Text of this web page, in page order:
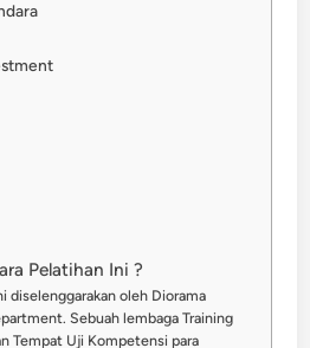
Pelatihan Ini ?
diselenggarakan oleh Diorama
Sebuah lembaga Training
Tempat Uji Kompetensi para